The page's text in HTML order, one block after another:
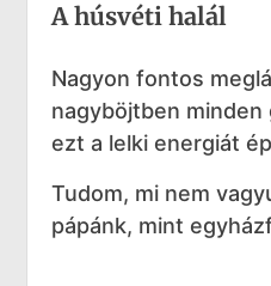
A húsvéti halál
Nagyon fontos
nagyböjtben minden
ezt a lelki energiát
Tudom, mi nem
pápánk, mint